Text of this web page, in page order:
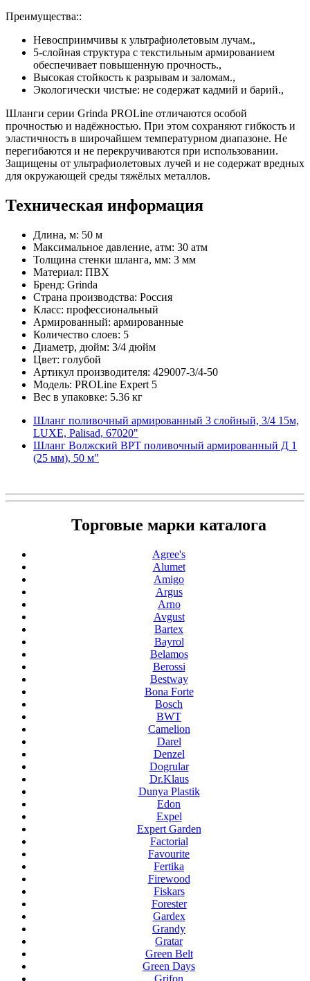
Преимущества::
Невосприимчивы к ультрафиолетовым лучам.,
5-слойная структура с текстильным армированием
обеспечивает повышенную прочность.,
Высокая стойкость к разрывам и заломам.,
Экологически чистые: не содержат кадмий и барий.,
Шланги серии Grinda PROLine отличаются особой
прочностью и надёжностью. При этом сохраняют гибкость и
эластичность в широчайшем температурном диапазоне. Не
перегибаются и не перекручиваются при использовании.
Защищены от ультрафиолетовых лучей и не содержат вредных
для окружающей среды тяжёлых металлов.
Техническая информация
Длина, м: 50 м
Максимальное давление, атм: 30 атм
Толщина стенки шланга, мм: 3 мм
Материал: ПВХ
Бренд: Grinda
Страна производства: Россия
Класс: профессиональный
Армированный: армированные
Количество слоев: 5
Диаметр, дюйм: 3/4 дюйм
Цвет: голубой
Артикул производителя: 429007-3/4-50
Модель: PROLine Expert 5
Вес в упаковке: 5.36 кг
Шланг поливочный армированный 3 слойный, 3/4 15м,
LUXE, Palisad, 67020"
Шланг Волжский ВРТ поливочный армированный Д 1
(25 мм), 50 м"
Торговые марки каталога
Agree's
Alumet
Amigo
Argus
Arno
Avgust
Bartex
Bayrol
Belamos
Berossi
Bestway
Bona Forte
Bosch
BWT
Camelion
Darel
Denzel
Dogrular
Dr.Klaus
Dunya Plastik
Edon
Expel
Expert Garden
Factorial
Favourite
Fertika
Firewood
Fiskars
Forester
Gardex
Grandy
Gratar
Green Belt
Green Days
Grifon